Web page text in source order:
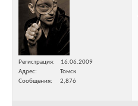
Регистрация
16.06.2009
Адрес
Томск
Сообщения
2,876